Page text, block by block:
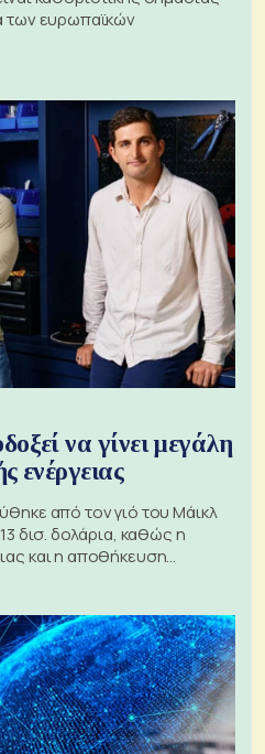
των ευρωπαϊκών
να γίνει μεγάλη
ενέργειας
από τον γιό του Μάικλ
δισ. δολάρια, καθώς η
και η αποθήκευση